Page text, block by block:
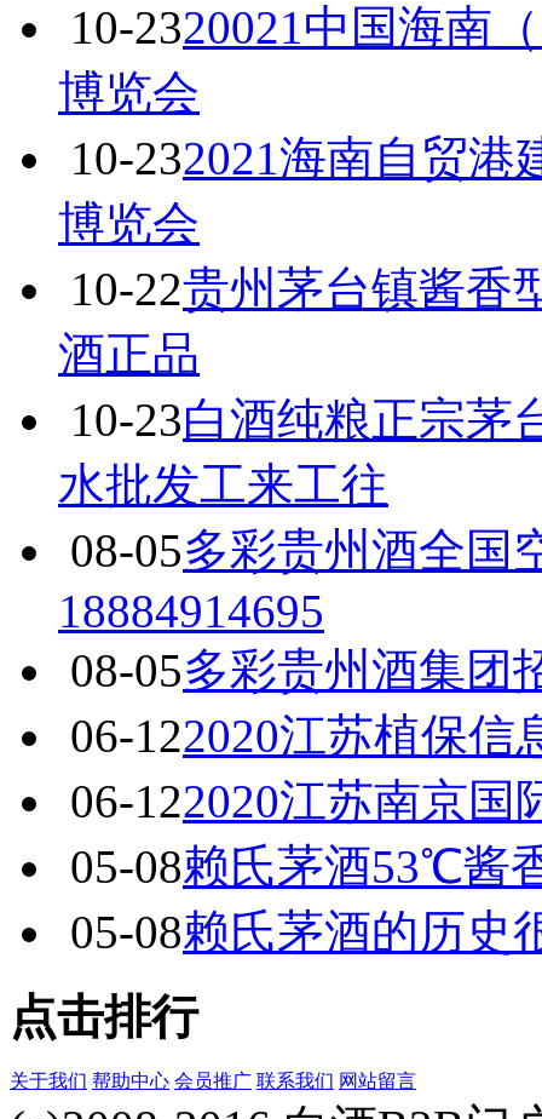
10-2320021中国海南
博览会
10-232021海南自贸港
博览会
10-22贵州茅台镇酱香
酒正品
10-23白酒纯粮正宗茅
水批发工来工往
08-05多彩贵州酒全国
18884914695
08-05多彩贵州酒集团
06-122020江苏植保信
06-122020江苏南京国
05-08赖氏茅酒53℃酱
05-08赖氏茅酒的历史
点击排行
关于我们 帮助中心 会员推广 联系我们 网站留言